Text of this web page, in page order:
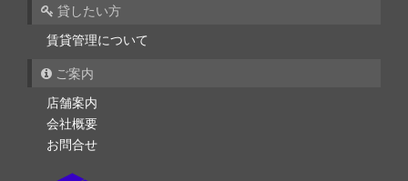
貸したい方
賃貸管理について
ご案内
店舗案内
会社概要
お問合せ